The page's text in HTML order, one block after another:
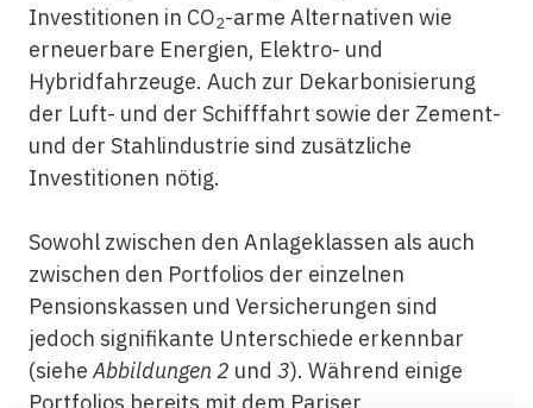
Investitionen in CO2-arme Alternativen wie
erneuerbare Energien, Elektro- und
Hybridfahrzeuge. Auch zur Dekarbonisierung
der Luft- und der Schifffahrt sowie der Zement-
und der Stahlindustrie sind zusätzliche
Investitionen nötig.
Sowohl zwischen den Anlageklassen als auch
zwischen den Portfolios der einzelnen
Pensionskassen und Versicherungen sind
jedoch signifikante Unterschiede erkennbar
(sieheAbbildungen 2 und 3). Während einige